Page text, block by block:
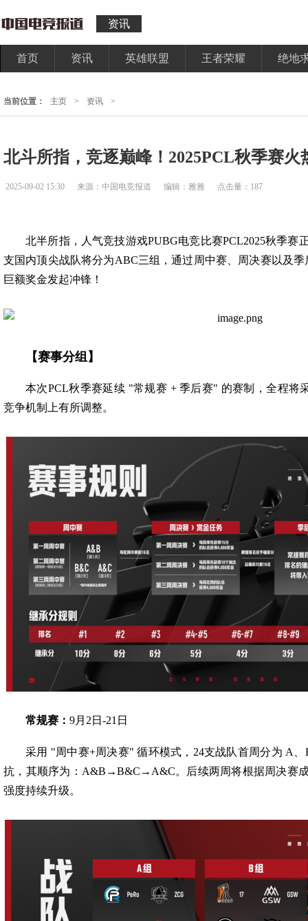
资讯
首页 资讯 英雄联盟 王者荣耀 绝地
当前位置： 主页 > 资讯 >
北斗所指，竞逐巅峰！2025PCL秋季赛火
2025-09-02 15:30 来源：中国电竞报道 编辑：雅雅 点击量：187
北半所指，人气竞技游戏PUBG电竞比赛PCL2025秋季赛
支国内顶尖战队将分为ABC三组，通过周中赛、周决赛以及
巨额奖金发起冲锋！
【赛事分组】
本次PCL秋季赛延续 "常规赛 + 季后赛" 的赛制，全程将
竞争机制上有所调整。
常规赛： 9月2日-21日
采用 "周中赛+周决赛" 循环模式，24支战队首周分为 A
抗，其顺序为：A&B→B&C→A&C。后续两周将根据周决赛
强度持续升级。